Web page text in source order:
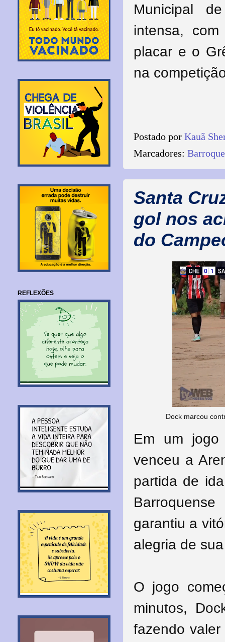
Municipal
intensa,
placar e o
na
Postado por Kauã
Marcadores:
Santa
gol nos
do
Dock marcou
Em um
venceu a
partida de
garantiu a
alegria de
O jogo
minutos,
fazendo
REFLEXÕES